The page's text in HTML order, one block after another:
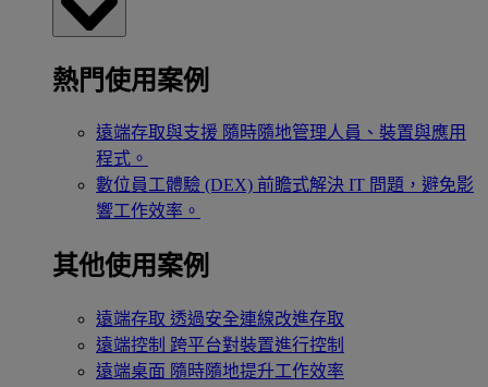
熱門使用案例
遠端存取與支援 隨時隨地管理人員、裝置與應用
程式。
數位員工體驗 (DEX) 前瞻式解決 IT 問題，避免影
響工作效率。
其他使用案例
遠端存取 透過安全連線改進存取
遠端控制 跨平台對裝置進行控制
遠端桌面 隨時隨地提升工作效率